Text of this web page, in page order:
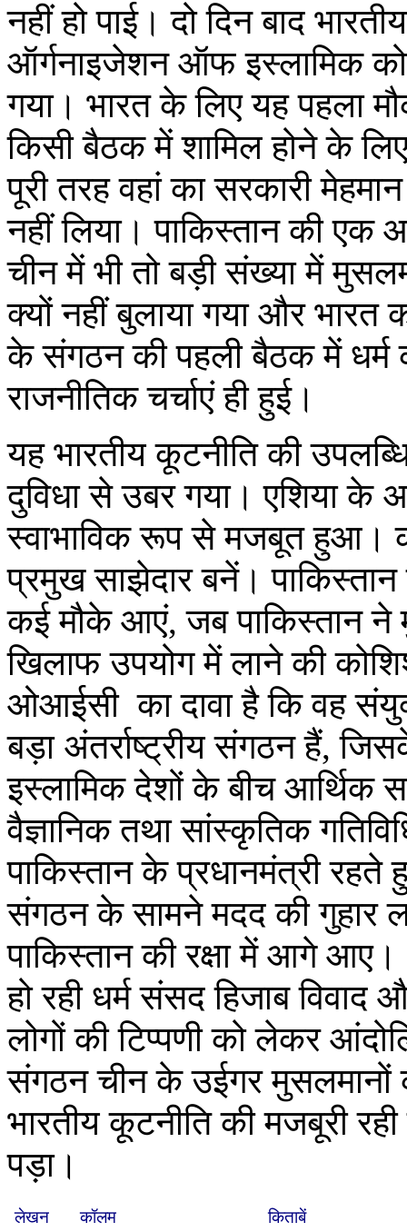
नहीं हो पाई। दो दिन बाद
ऑर्गनाइजेशन ऑफ इस्लामिक
गया। भारत के लिए यह पहला
किसी बैठक में शामिल होने के
पूरी तरह वहां का सरकारी
नहीं लिया। पाकिस्तान की एक
चीन में भी तो बड़ी संख्या में
क्यों नहीं बुलाया गया और भारत
के संगठन की पहली बैठक में धर्म
राजनीतिक चर्चाएं ही हुई।
यह भारतीय कूटनीति की
दुविधा से उबर गया। एशिया के
स्वाभाविक रूप से मजबूत हुआ।
प्रमुख साझेदार बनें।
कई मौके आएं, जब पाकिस्तान
खिलाफ उपयोग में लाने की
ओआईसी का दावा है कि वह
बड़ा अंतर्राष्ट्रीय संगठन हैं,
इस्लामिक देशों के बीच आर्थिक
वैज्ञानिक तथा सांस्कृतिक
पाकिस्तान के प्रधानमंत्री रहते
संगठन के सामने मदद की गुहार
पाकिस्तान की रक्षा में आगे
हो रही धर्म संसद हिजाब
लोगों की टिप्पणी को लेकर
संगठन चीन के उईगर मुसलमानों
भारतीय कूटनीति की मजबूरी
पड़ा।
लेखन कॉलम किताबें